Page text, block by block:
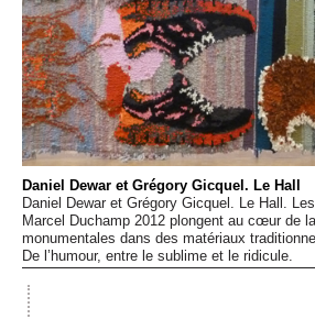
Sacré
Daniel Dewar et Grégory Gicquel. Le Hall
Daniel Dewar et Grégory Gicquel. Le Hall.
Marcel Duchamp 2012 plongent au cœur de
monumentales dans des matériaux
De l’humour, entre le sublime et le ridicule.